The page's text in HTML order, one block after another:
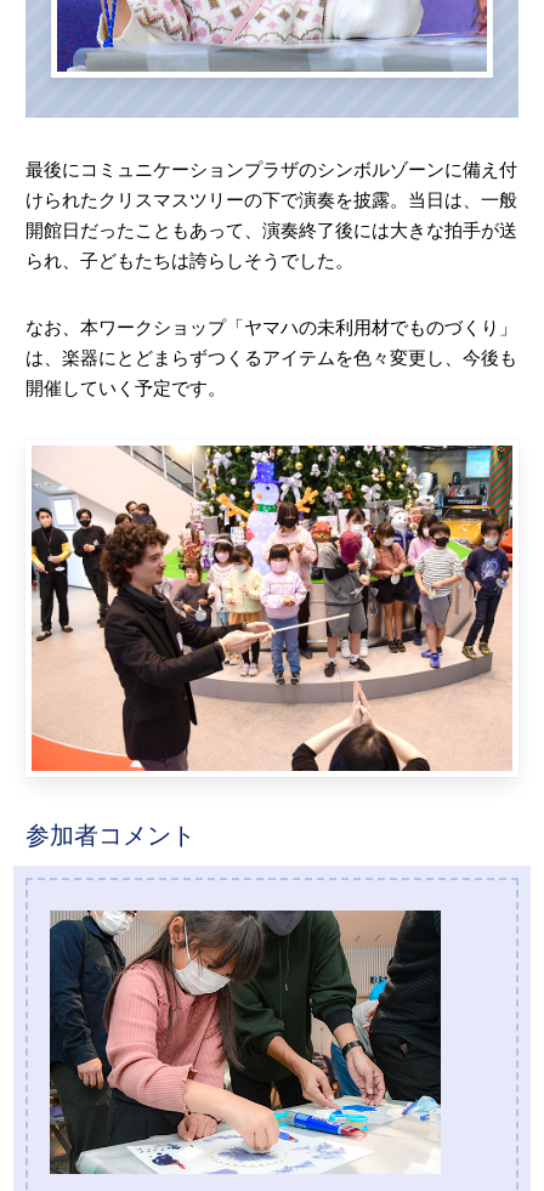
最後にコミュニケーションプラザのシンボルゾーンに備え付
けられたクリスマスツリーの下で演奏を披露。当日は、一般
開館日だったこともあって、演奏終了後には大きな拍手が送
られ、子どもたちは誇らしそうでした。
なお、本ワークショップ「ヤマハの未利用材でものづくり」
は、楽器にとどまらずつくるアイテムを色々変更し、今後も
開催していく予定です。
参加者コメント